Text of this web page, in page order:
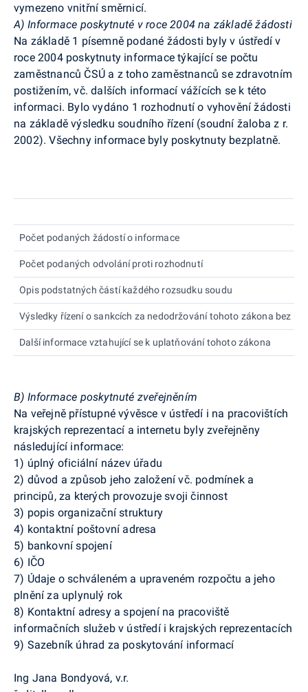
vymezeno vnitřní směrnicí.
A) Informace poskytnuté v roce 2004 na základě žádosti
Na základě 1 písemně podané žádosti byly v ústředí v
roce 2004 poskytnuty informace týkající se počtu
zaměstnanců ČSÚ a z toho zaměstnanců se zdravotním
postižením, vč. dalších informací vážících se k této
informaci. Bylo vydáno 1 rozhodnutí o vyhovění žádosti
na základě výsledku soudního řízení (soudní žaloba z r.
2002). Všechny informace byly poskytnuty bezplatně.
Počet podaných žádostí o informace
Počet podaných odvolání proti rozhodnutí
Opis podstatných částí každého rozsudku soudu
Výsledky řízení o sankcích za nedodržování tohoto zákona bez
Další informace vztahující se k uplatňování tohoto zákona
B) Informace poskytnuté zveřejněním
Na veřejně přístupné vývěsce v ústředí i na pracovištích
krajských reprezentací a internetu byly zveřejněny
následující informace:
1) úplný oficiální název úřadu
2) důvod a způsob jeho založení vč. podmínek a
principů, za kterých provozuje svoji činnost
3) popis organizační struktury
4) kontaktní poštovní adresa
5) bankovní spojení
6) IČO
7) Údaje o schváleném a upraveném rozpočtu a jeho
plnění za uplynulý rok
8) Kontaktní adresy a spojení na pracoviště
informačních služeb v ústředí i krajských reprezentacích
9) Sazebník úhrad za poskytování informací
Ing Jana Bondyová, v.r.